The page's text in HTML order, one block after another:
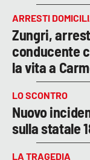
ARRESTI
Zungri,
conducente
la vita a
LO SCONTRO
Nuovo
sulla statale
LA TRAGEDIA